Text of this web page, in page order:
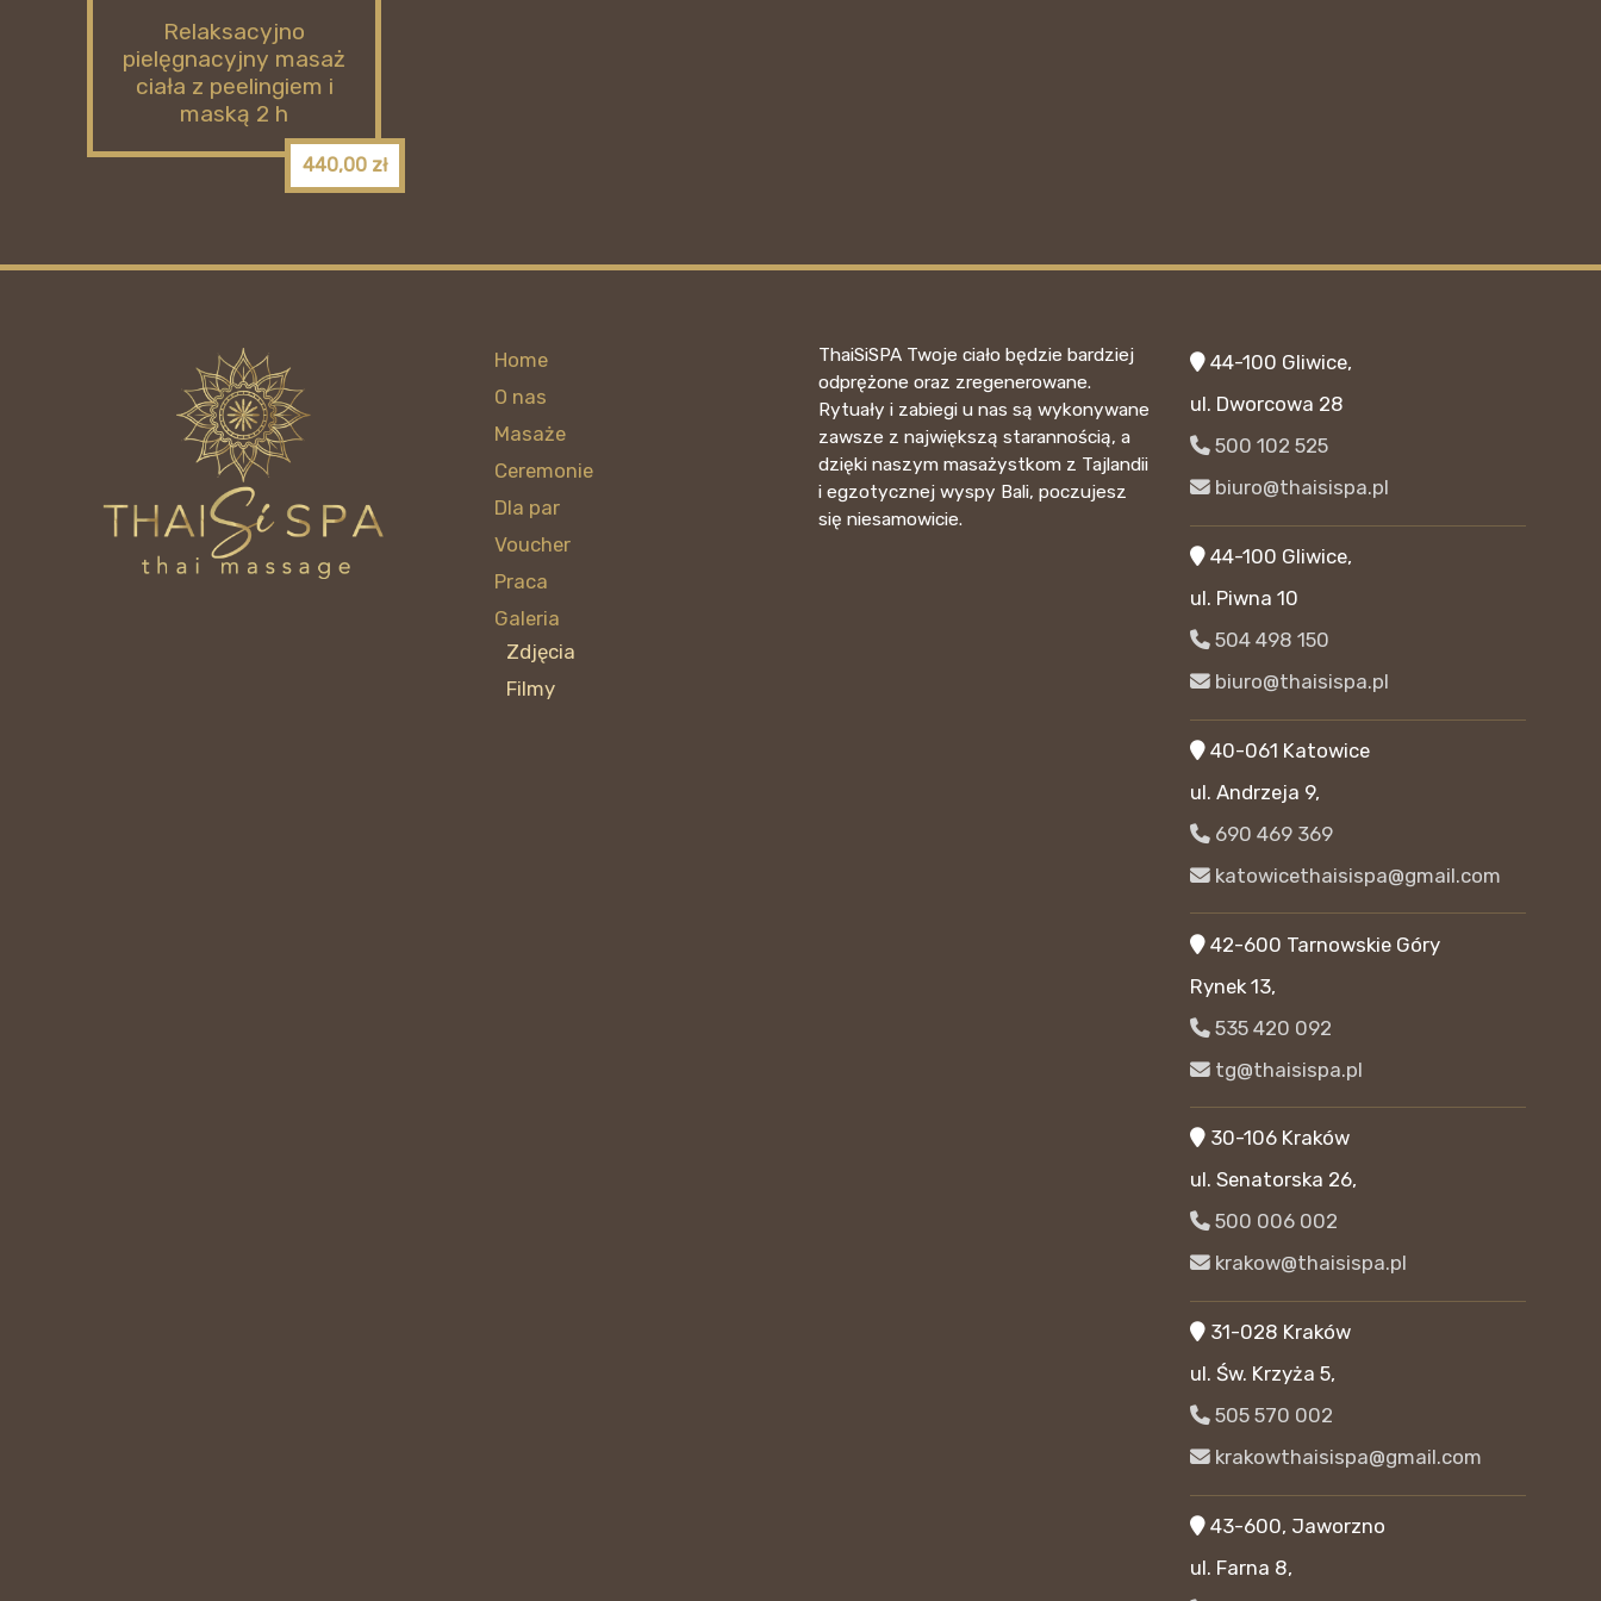
Relaksacyjno
pielęgnacyjny masaż
ciała z peelingiem i
maską 2 h
440,00 zł
Home
O nas
Masaże
Ceremonie
Dla par
Voucher
Praca
Galeria
Zdjęcia
Filmy
ThaiSiSPA Twoje ciało będzie bardziej
odprężone oraz zregenerowane.
Rytuały i zabiegi u nas są wykonywane
zawsze z największą starannością, a
dzięki naszym masażystkom z Tajlandii
i egzotycznej wyspy Bali, poczujesz
się niesamowicie.
44-100 Gliwice,
ul. Dworcowa 28
500 102 525
biuro@thaisispa.pl
44-100 Gliwice,
ul. Piwna 10
504 498 150
biuro@thaisispa.pl
40-061 Katowice
ul. Andrzeja 9,
690 469 369
katowicethaisispa@gmail.com
42-600 Tarnowskie Góry
Rynek 13,
535 420 092
tg@thaisispa.pl
30-106 Kraków
ul. Senatorska 26,
500 006 002
krakow@thaisispa.pl
31-028 Kraków
ul. Św. Krzyża 5,
505 570 002
krakowthaisispa@gmail.com
43-600, Jaworzno
ul. Farna 8,